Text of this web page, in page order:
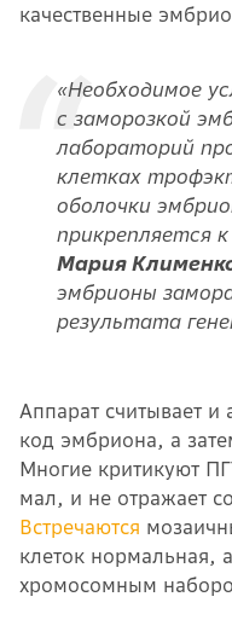
качественные
«Необходимое
с заморозкой
лабораторий
клетках
оболочки
прикрепляется
Мария
эмбрионы
результата
Аппарат считывает и
код эмбриона, а
Многие критикуют
мал, и не отражает
Встречаются
клеток нормальная,
хромосомным